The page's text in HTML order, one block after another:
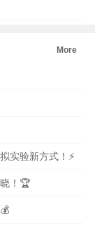
More
实验新方式！⚡️
！🏆